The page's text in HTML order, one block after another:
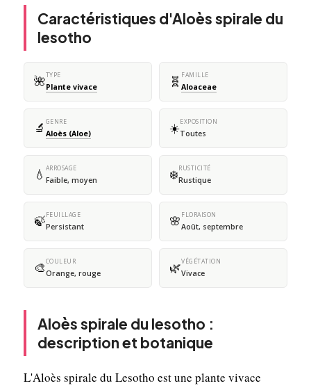
Caractéristiques d'Aloès spirale du
lesotho
🌺TYPE
Plante vivace 🧬 FAMILLE
Aloaceae
🔬 GENRE
Aloès (Aloe) ☀️EXPOSITION
Toutes
💧 ARROSAGE
Faible, moyen ❄️RUSTICITÉ
Rustique
🍃FEUILLAGE
Persistant 🌸 FLORAISON
Août, septembre
🎨COULEUR
Orange, rouge 🌿VÉGÉTATION
Vivace
Aloès spirale du lesotho :
description et botanique
L'Aloès spirale du Lesotho est une plante vivace